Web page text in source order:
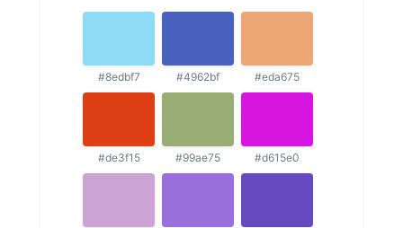
#8edbf7 #4962bf #eda675
#de3f15 #99ae75 #d615e0